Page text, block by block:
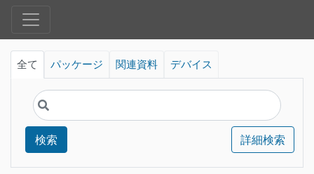
全て パッケージ 関連資料 デバイス
検索 詳細検索